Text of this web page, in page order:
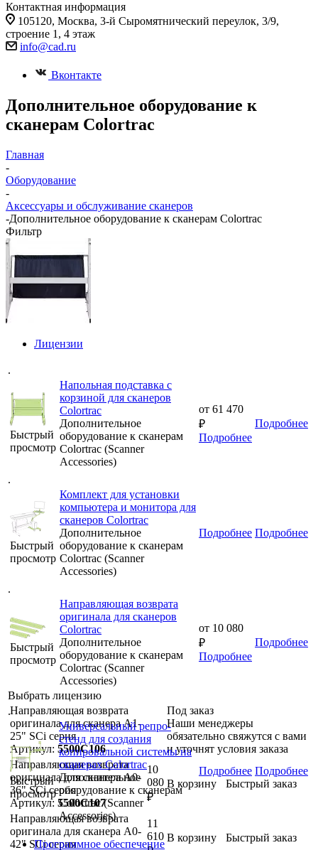
Контактная информация
105120, Москва, 3-й Сыромятнический переулок, 3/9,
строение 1, 4 этаж
info@cad.ru
Вконтакте
Дополнительное оборудование к
сканерам Colortrac
Главная
-
Оборудование
-
Аксессуары и обслуживание сканеров
-Дополнительное оборудование к сканерам Colortrac
Фильтр
Лицензии
.
Быстрый
просмотр
Напольная подставка c
корзиной для сканеров
Colortrac
Дополнительное
оборудование к сканерам
Colortrac (Scanner
Accessories)
от 61 470
₽
Подробнее
Подробнее
.
Быстрый
просмотр
Комплект для установки
компьютера и монитора для
сканеров Colortrac
Дополнительное
оборудование к сканерам
Colortrac (Scanner
Accessories)
Подробнее Подробнее
.
Быстрый
просмотр
Направляющая возврата
оригинала для сканеров
Colortrac
Дополнительное
оборудование к сканерам
Colortrac (Scanner
Accessories)
от 10 080
₽
Подробнее
Подробнее
Выбрать лицензию
Направляющая возврата
оригинала для сканера А1-
25" SCi серия
Артикул: 5500C106
Под заказ
Наши менеджеры
обязательно свяжутся с вами
и уточнят условия заказа
Направляющая возврата
оригинала для сканера А0-
36" SCi серия
Артикул: 5500C107
10
080
₽
В корзину Быстрый заказ
Направляющая возврата
оригинала для сканера А0-
42" SCi серия
11
610 В корзину Быстрый заказ
.
Быстрый
просмотр
Универсальный репро-
стенд для создания
копировальной системы на
сканерах Colortrac
Дополнительное
оборудование к сканерам
Colortrac (Scanner
Accessories)
Подробнее Подробнее
Программное обеспечение